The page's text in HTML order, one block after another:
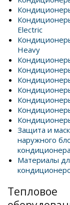
Electric
Heavy
Защита и
наружного
Материалы
Тепловое